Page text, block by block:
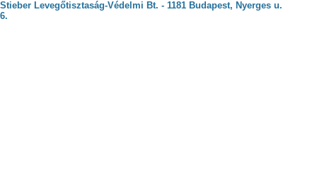
Stieber Levegőtisztaság-Védelmi Bt. - 1181 Budapest, Nyerges u.
6.